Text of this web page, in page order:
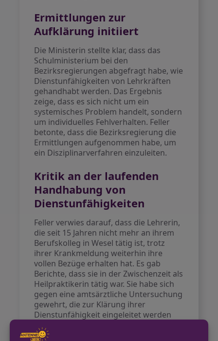
Ermittlungen zur
Aufklärung initiiert
Die Ministerin stellte klar, dass das
Schulministerium bei den
Bezirksregierungen abgefragt habe, wie
Dienstunfähigkeiten von Lehrkräften
gehandhabt werden. Das Ergebnis
zeige, dass es sich nicht um ein
systemisches Problem handelt, sondern
um individuelles Fehlverhalten. Feller
betonte, dass die Bezirksregierung die
Ermittlungen aufgenommen habe, um
ein Disziplinarverfahren einzuleiten.
Kritik an der laufenden
Handhabung von
Dienstunfähigkeiten
Feller verwies darauf, dass die Lehrerin,
die seit 15 Jahren nicht mehr an ihrem
Berufskolleg in Wesel tätig ist, trotz
ihrer Krankmeldung weiterhin ihre
vollen Bezüge erhalten hat. Es gab
Berichte, dass sie in der Zwischenzeit als
Heilpraktikerin tätig war. Sie habe sich
gegen eine amtsärztliche Untersuchung
gewehrt, die zur Klärung ihrer
Dienstunfähigkeit eingeleitet werden
sollte. Feller wies darauf hin, dass der
öffentliche Dienst als Dienst an der